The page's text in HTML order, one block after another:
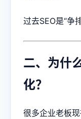
过去SEO是“争
二、为什
化？
很多企业老板现